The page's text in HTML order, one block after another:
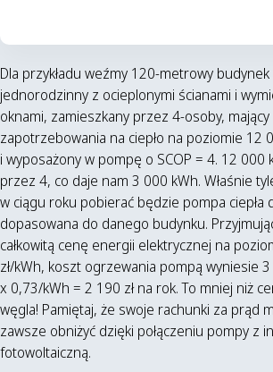
Dla przykładu weźmy 120-metrowy budynek
jednorodzinny z ocieplonymi ścianami i
oknami, zamieszkany przez 4-osoby, mający
zapotrzebowania na ciepło na poziomie 12
i wyposażony w pompę o SCOP = 4. 12 000
przez 4, co daje nam 3 000 kWh. Właśnie
w ciągu roku pobierać będzie pompa ciepła
dopasowana do danego budynku.
całkowitą cenę energii elektrycznej na
zł/kWh, koszt ogrzewania pompą wyniesie
x 0,73/kWh = 2 190 zł na rok. To mniej niż
węgla! Pamiętaj, że swoje rachunki za prąd
zawsze obniżyć dzięki połączeniu pompy z
fotowoltaiczną.